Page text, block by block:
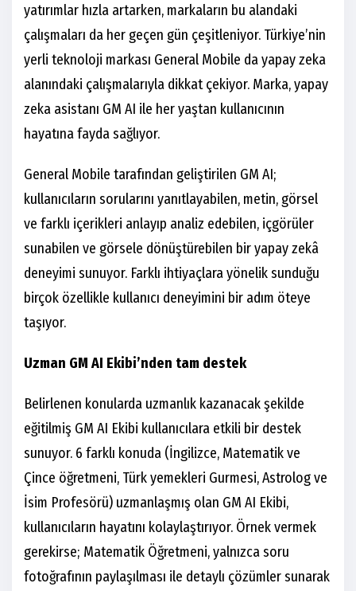
yatırımlar hızla artarken, markaların bu alandaki
çalışmaları da her geçen gün çeşitleniyor. Türkiye’nin
yerli teknoloji markası General Mobile da yapay zeka
alanındaki çalışmalarıyla dikkat çekiyor. Marka, yapay
zeka asistanı GM AI ile her yaştan kullanıcının
hayatına fayda sağlıyor.
General Mobile tarafından geliştirilen GM AI;
kullanıcıların sorularını yanıtlayabilen, metin, görsel
ve farklı içerikleri anlayıp analiz edebilen, içgörüler
sunabilen ve görsele dönüştürebilen bir yapay zekâ
deneyimi sunuyor. Farklı ihtiyaçlara yönelik sunduğu
birçok özellikle kullanıcı deneyimini bir adım öteye
taşıyor.
Uzman GM AI Ekibi’nden tam destek
Belirlenen konularda uzmanlık kazanacak şekilde
eğitilmiş GM AI Ekibi kullanıcılara etkili bir destek
sunuyor. 6 farklı konuda (İngilizce, Matematik ve
Çince öğretmeni, Türk yemekleri Gurmesi, Astrolog ve
İsim Profesörü) uzmanlaşmış olan GM AI Ekibi,
kullanıcıların hayatını kolaylaştırıyor. Örnek vermek
gerekirse; Matematik Öğretmeni, yalnızca soru
fotoğrafının paylaşılması ile detaylı çözümler sunarak